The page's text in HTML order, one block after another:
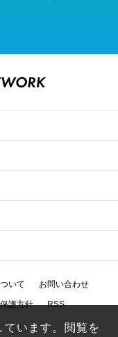
いて お問い合わせ
護方針 RSS
います。閲覧を